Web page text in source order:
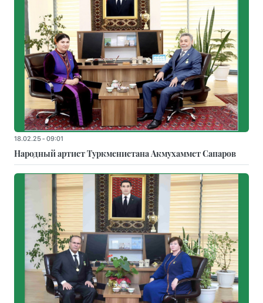
18.02.25 - 09:01
Народный артист Туркменистана Акмухаммет Сапаров